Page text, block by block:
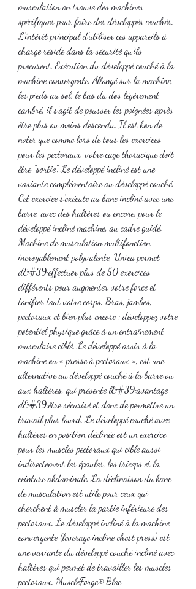
musculation on trouve des machines
spécifiques pour faire des développés couchés.
L’intérêt principal d’utiliser ces appareils à
charge réside dans la sécurité qu’ils
procurent. Exécution du développé couché à la
machine convergente. Allongé sur la machine,
les pieds au sol, le bas du dos légèrement
cambré, il s’agit de pousser les poignées après
être plus ou moins descendu. Il est bon de
noter que comme lors de tous les exercices
pour les pectoraux, votre cage thoracique doit
être “sortie”. Le développé incliné est une
variante complémentaire au développé couché.
Cet exercice s’exécute au banc incliné avec une
barre, avec des haltères ou encore, pour le
développé incliné machine, au cadre guidé.
Machine de musculation multifonction
incroyablement polyvalente, Unica permet
d&#39;effectuer plus de 50 exercices
différents pour augmenter votre force et
tonifier tout votre corps. Bras, jambes,
pectoraux et bien plus encore : développez votre
potentiel physique grâce à un entraînement
musculaire ciblé. Le développé assis à la
machine ou « presse à pectoraux », est une
alternative au développé couché à la barre ou
aux haltères, qui présente l&#39;avantage
d&#39;être sécurisé et donc de permettre un
travail plus lourd. Le développé couché avec
haltères en position déclinée est un exercice
pour les muscles pectoraux qui cible aussi
indirectement les épaules, les triceps et la
ceinture abdominale. La déclinaison du banc
de musculation est utile pour ceux qui
cherchent à muscler la partie inférieure des
pectoraux. Le développé incliné à la machine
convergente (leverage incline chest press) est
une variante du développé couché incliné avec
haltères qui permet de travailler les muscles
pectoraux. MuscleForge® Bloc